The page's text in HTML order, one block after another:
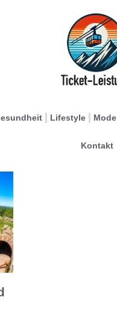
Lifestyle Mode
Kontakt